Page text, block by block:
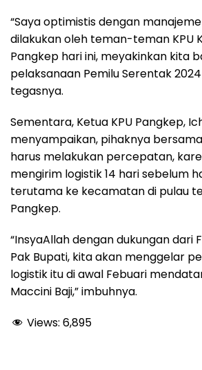
“Saya optimistis dengan
dilakukan oleh teman-teman KPU
Pangkep hari ini, meyakinkan kita
pelaksanaan Pemilu Serentak
tegasnya.
Sementara, Ketua KPU Pangkep,
menyampaikan, pihaknya
harus melakukan percepatan,
mengirim logistik 14 hari sebelum
terutama ke kecamatan di pulau
Pangkep.
“InsyaAllah dengan dukungan dari
Pak Bupati, kita akan menggelar
logistik itu di awal Febuari
Maccini Baji,” imbuhnya.
Views: 6,895